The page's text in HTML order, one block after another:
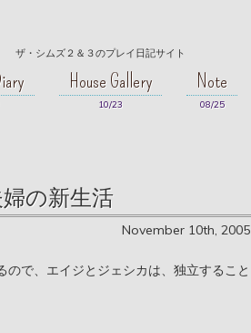
ザ・シムズ２＆３のプレイ日記サイト
House Gallery
10/23
Note
08/25
の新生活
November 10th, 2005
で、エイジとジェシカは、独立すること